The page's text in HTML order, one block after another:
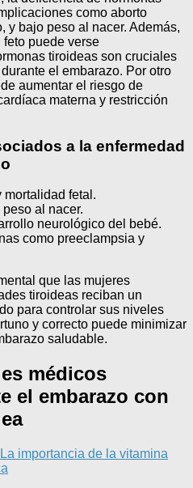
como aborto
y bajo peso al nacer. Además,
puede verse
tiroideas son cruciales
el embarazo. Por otro
aumentar el riesgo de
materna y restricción
a la enfermedad
mortalidad fetal.
al nacer.
neurológico del bebé.
como preeclampsia y
que las mujeres
tiroideas reciban un
para controlar sus niveles
y correcto puede minimizar
saludable.
médicos
el embarazo con
La importancia de la vitamina